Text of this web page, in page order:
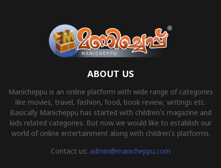
ABOUT US
Manicheppu is an online platform with wide range of categories
like movies, travel, fashion, food, book review, writings etc.
Basically Manicheppu has started with children’s magazine and
kids related categories. But now we would like to establish our
world of online entertainment along with children’s platforms.
Contact us: admin@manicheppu.com